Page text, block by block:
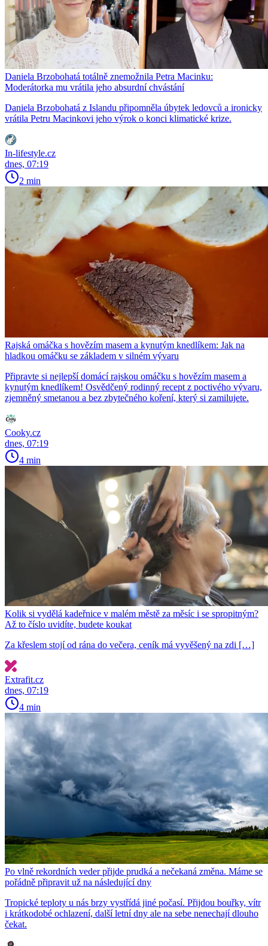
Daniela Brzobohatá totálně znemožnila Petra Macinku:
Moderátorka mu vrátila jeho absurdní chvástání
Daniela Brzobohatá z Islandu připomněla úbytek ledovců a ironicky
vrátila Petru Macinkovi jeho výrok o konci klimatické krize.
In-lifestyle.cz
dnes, 07:19
2 min
Rajská omáčka s hovězím masem a kynutým knedlíkem: Jak na
hladkou omáčku se základem v silném vývaru
Připravte si nejlepší domácí rajskou omáčku s hovězím masem a
kynutým knedlíkem! Osvědčený rodinný recept z poctivého vývaru,
zjemněný smetanou a bez zbytečného koření, který si zamilujete.
Cooky.cz
dnes, 07:19
4 min
Kolik si vydělá kadeřnice v malém městě za měsíc i se spropitným?
Až to číslo uvidíte, budete koukat
Za křeslem stojí od rána do večera, ceník má vyvěšený na zdi […]
Extrafit.cz
dnes, 07:19
4 min
Po vlně rekordních veder přijde prudká a nečekaná změna. Máme se
pořádně připravit už na následující dny
Tropické teploty u nás brzy vystřídá jiné počasí. Přijdou bouřky, vítr
i krátkodobé ochlazení, další letní dny ale na sebe nenechají dlouho
čekat.